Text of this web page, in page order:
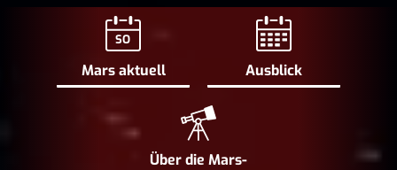
SO
Mars aktuell Ausblick
Über die Mars­